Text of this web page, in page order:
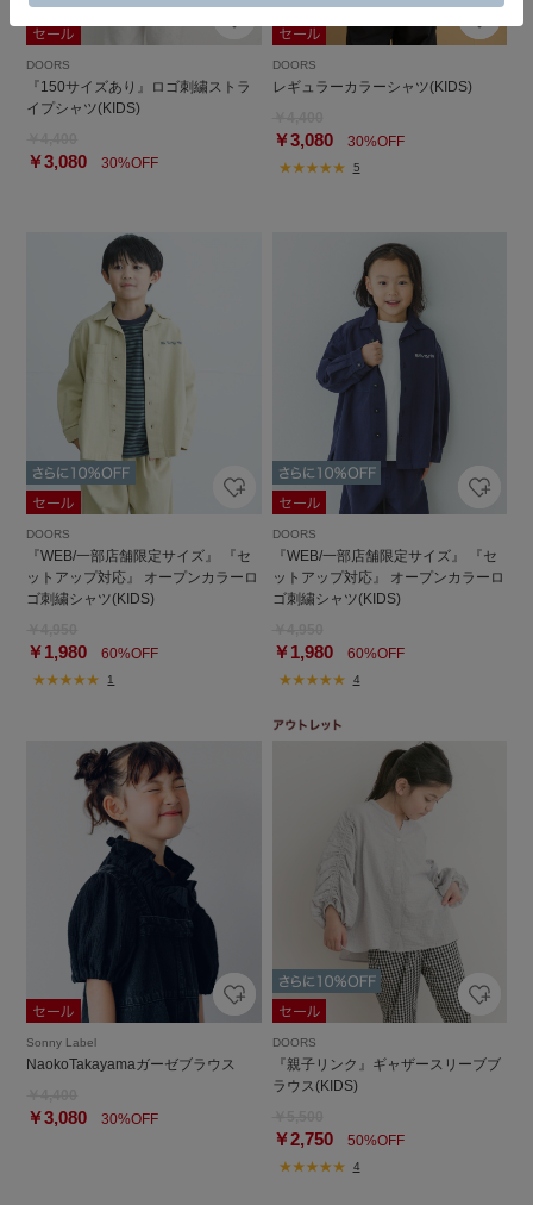
DOORS
『150サイズあり』ロゴ刺繍ストラ
イプシャツ(KIDS)
￥3,080 30%OFF
DOORS
レギュラーカラーシャツ(KIDS)
￥3,08030%OFF
5
DOORS
『WEB/一部店舗限定サイズ』 『セ
ットアップ対応』 オープンカラーロ
ゴ刺繍シャツ(KIDS)
￥1,980 60%OFF
1
DOORS
『WEB/一部店舗限定サイズ』 『セ
ットアップ対応』 オープンカラーロ
ゴ刺繍シャツ(KIDS)
￥1,98060%OFF
4
Sonny Label
NaokoTakayamaガーゼブラウス
￥3,080 30%OFF
DOORS
『親子リンク』ギャザースリーブブ
ラウス(KIDS)
￥2,75050%OFF
4